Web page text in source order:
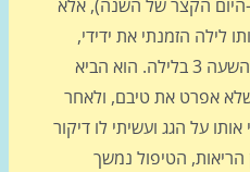
של השנה), אלא
את ידידי,
אריק, אל גג ביתי למעט לפני השעה 3 בלילה. הוא הביא
את טיבם, ולאחר
ועשיתי לו דיקור
הטיפול נמשך